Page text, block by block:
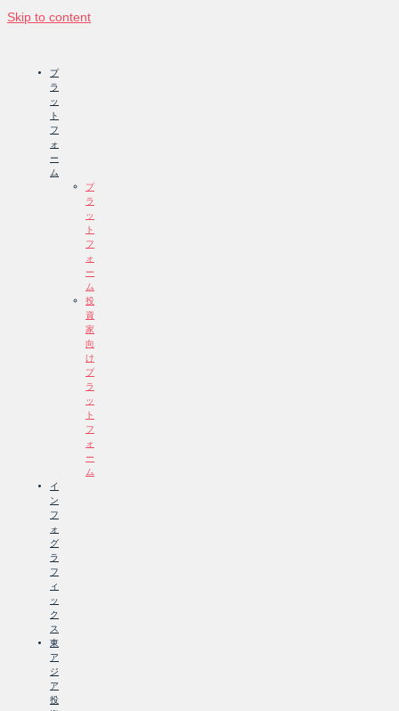
Skip to content
プ
ラ
ッ
ト
フ
ォ
ー
ム
プ
ラ
ッ
ト
フ
ォ
ー
ム
投
資
家
向
け
プ
ラ
ッ
ト
フ
ォ
ー
ム
イ
ン
フ
ォ
グ
ラ
フ
ィ
ッ
ク
ス
東
ア
ジ
ア
投